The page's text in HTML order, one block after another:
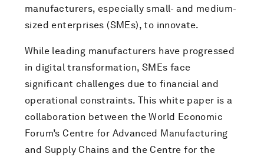
manufacturers, especially small- and medium-
sized enterprises (SMEs), to innovate.
While leading manufacturers have progressed
in digital transformation, SMEs face
significant challenges due to financial and
operational constraints. This white paper is a
collaboration between the World Economic
Forum’s Centre for Advanced Manufacturing
and Supply Chains and the Centre for the